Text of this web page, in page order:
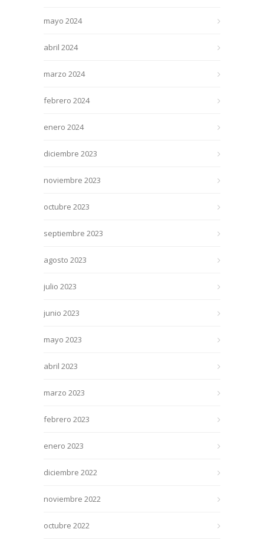
mayo 2024
abril 2024
marzo 2024
febrero 2024
enero 2024
diciembre 2023
noviembre 2023
octubre 2023
septiembre 2023
agosto 2023
julio 2023
junio 2023
mayo 2023
abril 2023
marzo 2023
febrero 2023
enero 2023
diciembre 2022
noviembre 2022
octubre 2022